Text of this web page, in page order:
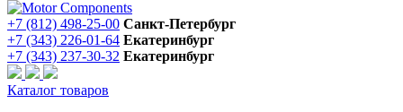
+7 (812) 498-25-00 Санкт-Петербург
+7 (343) 226-01-64 Екатеринбург
+7 (343) 237-30-32 Екатеринбург
Каталог товаров